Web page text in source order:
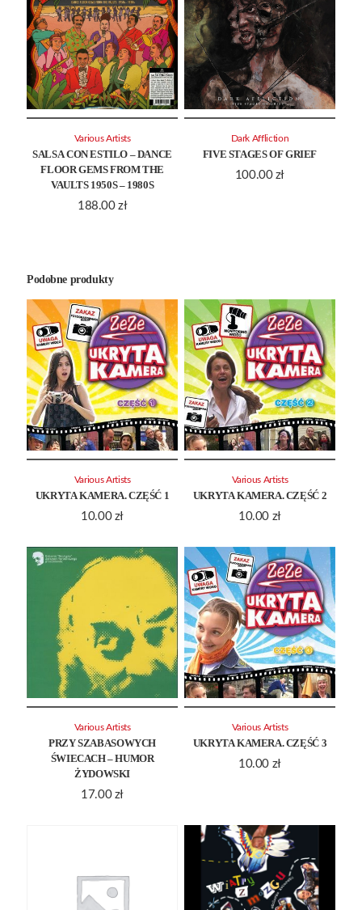
SALSA CON ESTILO – DANCE
FLOOR GEMS FROM THE
VAULTS 1950S – 1980S
188.00 zł
Various Artists
FIVE STAGES OF GRIEF
100.00 zł
Dark Affliction
Podobne produkty
UKRYTA KAMERA. CZĘŚĆ 1
10.00 zł
Various Artists
UKRYTA KAMERA. CZĘŚĆ 2
10.00 zł
Various Artists
PRZY SZABASOWYCH
ŚWIECACH – HUMOR
ŻYDOWSKI
17.00 zł
Various Artists
UKRYTA KAMERA. CZĘŚĆ 3
10.00 zł
Various Artists